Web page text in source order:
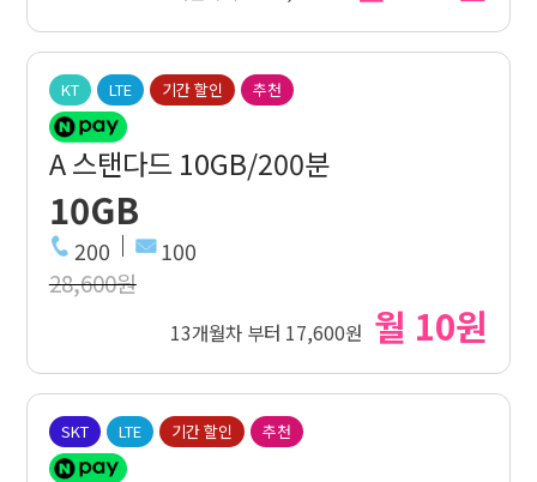
KT LTE 기간 할인 추천
A 스탠다드 10GB/200분
10GB
200 100
28,600원
13개월차 부터 17,600원 월 10원
SKT LTE 기간 할인 추천